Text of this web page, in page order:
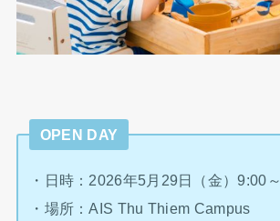
OPEN DAY
・日時：2026年5月29日（金）9:00～
・場所：AIS Thu Thiem Campus